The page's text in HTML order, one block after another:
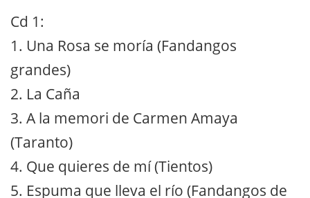
Cd 1:
1. Una Rosa se moría (Fandangos
grandes)
2. La Caña
3. A la memori de Carmen Amaya
(Taranto)
4. Que quieres de mí (Tientos)
5. Espuma que lleva el río (Fandangos de